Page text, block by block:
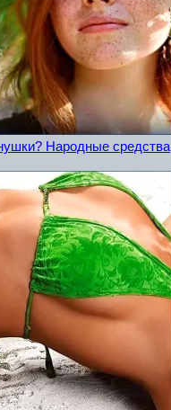
Народные средства